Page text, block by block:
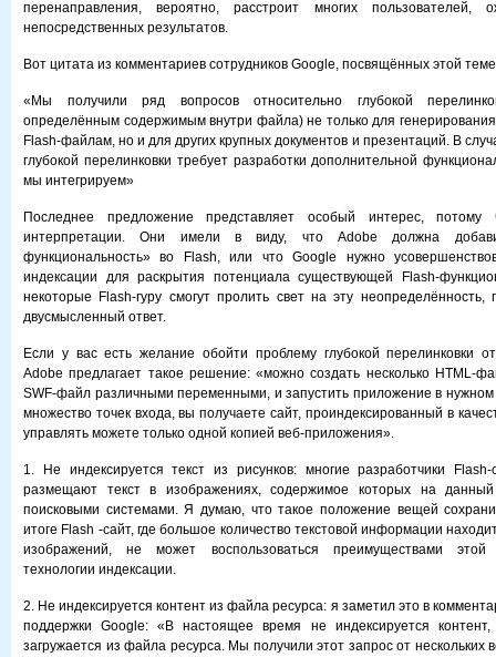
перенаправления, вероятно, расстроит многих пользователей,
непосредственных результатов.
Вот цитата из комментариев сотрудников Google, посвящённых этой
«Мы получили ряд вопросов относительно глубокой
определённым содержимым внутри файла) не только для генерирования
Flash-файлам, но и для других крупных документов и презентаций. В
глубокой перелинковки требует разработки дополнительной
мы интегрируем»
Последнее предложение представляет особый интерес, потому
интерпретации. Они имели в виду, что Adobe должна
функциональность» во Flash, или что Google нужно
индексации для раскрытия потенциала существующей Flash-
некоторые Flash-гуру смогут пролить свет на эту неопределённость,
двусмысленный ответ.
Если у вас есть желание обойти проблему глубокой перелинковки
Adobe предлагает такое решение: «можно создать несколько HTML-
SWF-файл различными переменными, и запустить приложение в
множество точек входа, вы получаете сайт, проиндексированный в
управлять можете только одной копией веб-приложения».
1. Не индексируется текст из рисунков: многие разработчики Flash-
размещают текст в изображениях, содержимое которых на
поисковыми системами. Я думаю, что такое положение вещей
итоге Flash -сайт, где большое количество текстовой информации
изображений, не может воспользоваться преимуществами этой
технологии индексации.
2. Не индексируется контент из файла ресурса: я заметил это в
поддержки Google: «В настоящее время не индексируется контент,
загружается из файла ресурса. Мы получили этот запрос от нескольких